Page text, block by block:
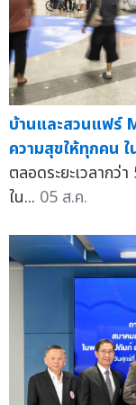
บ้านและสวนแฟร์
ความสุขให้ทุกคน
ตลอดระยะเวลากว่
ใน... 05 ส.ค.